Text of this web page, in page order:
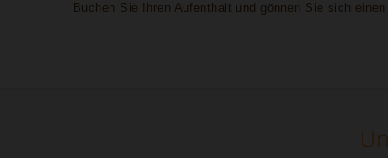
Buchen Sie Ihren Aufenthalt und gönnen Sie sich